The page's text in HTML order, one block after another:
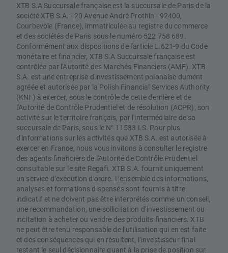
XTB S.A Succursale française est la succursale de Paris de la
société XTB S.A. - 20 Avenue André Prothin - 92400,
Courbevoie (France), immatriculée au registre du commerce
et des sociétés de Paris sous le numéro 522 758 689.
Conformément aux dispositions de l'article L.621-9 du Code
monétaire et financier, XTB S.A Succursale française est
contrôlée par l'Autorité des Marchés Financiers (AMF). XTB
S.A. est une entreprise d'investissement polonaise dument
agréée et autorisée par la Polish Financial Services Authority
(KNF) à exercer, sous le contrôle de cette dernière et de
l'Autorité de Contrôle Prudentiel et de résolution (ACPR), son
activité sur le territoire français, par l'intermédiaire de sa
succursale de Paris, sous le N° 11533 LS. Pour plus
d'informations sur les activités que XTB S.A. est autorisée à
exercer en France, nous vous invitons à consulter le registre
des agents financiers de l'Autorité de Contrôle Prudentiel
consultable sur le site Regafi. XTB S.A. fournit uniquement
un service d’exécution d’ordre. L’ensemble des informations,
analyses et formations dispensés sont fournis à titre
indicatif et ne doivent pas être interprétés comme un conseil,
une recommandation, une sollicitation d’investissement ou
incitation à acheter ou vendre des produits financiers. XTB
ne peut être tenu responsable de l’utilisation qui en est faite
et des conséquences qui en résultent, l’investisseur final
restant le seul décisionnaire quant à la prise de position sur